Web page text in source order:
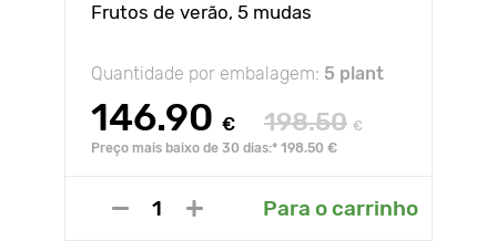
Frutos de verão, 5 mudas
Quantidade por embalagem: 5 plant
146.90 € 198.50 €
Preço mais baixo de 30 dias:* 198.50 €
Para o carrinho